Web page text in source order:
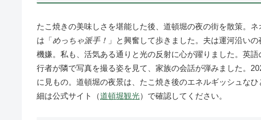
たこ焼きの美味しさを堪能した後、道頓堀の夜の街を散策。
は「 めっちゃ派手！ 」と興奮して歩きました。夫は運河沿い
機嫌。私も、活気ある通りと光の反射に心が躍りました。英
行者が隣で写真を撮る姿を見て、家族の会話が弾みました。
に見もの。道頓堀の夜景は、たこ焼き後のエネルギッシュな
細は公式サイト（道頓堀観光）で確認してください。